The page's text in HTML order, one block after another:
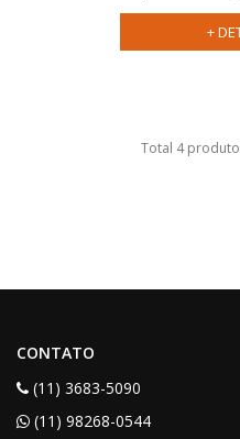
+
Total 4
CONTATO
(11) 3683-5090
(11) 98268-0544